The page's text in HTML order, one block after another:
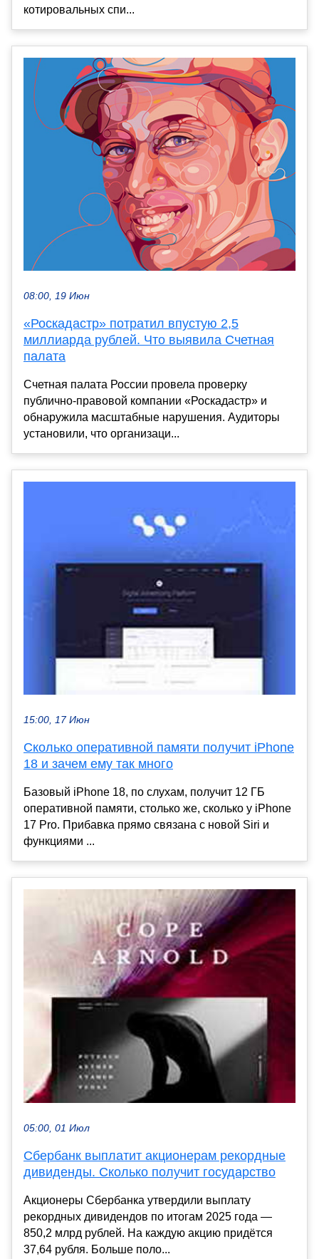
котировальных спи...
08:00, 19 Июн
«Роскадастр» потратил впустую 2,5
миллиарда рублей. Что выявила Счетная
палата
Счетная палата России провела проверку
публично-правовой компании «Роскадастр» и
обнаружила масштабные нарушения. Аудиторы
установили, что организаци...
15:00, 17 Июн
Сколько оперативной памяти получит iPhone
18 и зачем ему так много
Базовый iPhone 18, по слухам, получит 12 ГБ
оперативной памяти, столько же, сколько у iPhone
17 Pro. Прибавка прямо связана с новой Siri и
функциями ...
05:00, 01 Июл
Сбербанк выплатит акционерам рекордные
дивиденды. Сколько получит государство
Акционеры Сбербанка утвердили выплату
рекордных дивидендов по итогам 2025 года —
850,2 млрд рублей. На каждую акцию придётся
37,64 рубля. Больше поло...